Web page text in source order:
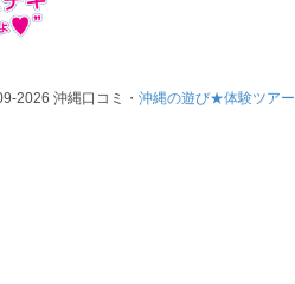
2026 沖縄口コミ・沖縄の遊び★体験ツアー